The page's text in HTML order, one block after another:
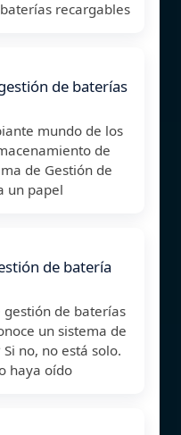
recargables
de baterías
mundo de los
de
de Gestión de
un papel
de batería
de baterías
un sistema de
no, no está solo.
haya oído